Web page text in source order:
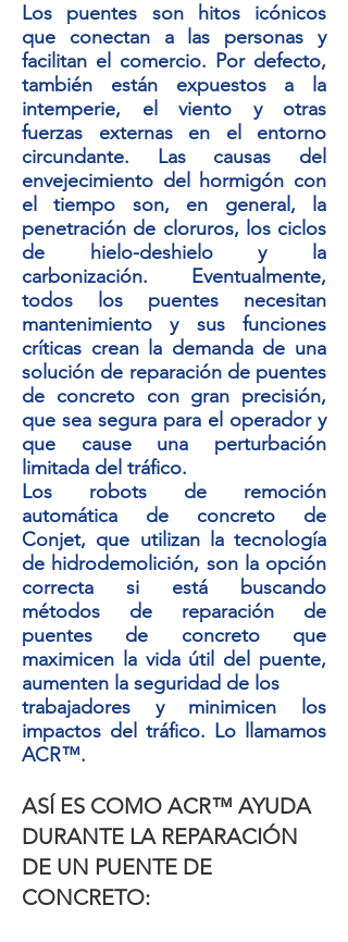
Los puentes son hitos icónicos
que conectan a las personas y
facilitan el comercio. Por defecto,
también están expuestos a la
intemperie, el viento y otras
fuerzas externas en el entorno
circundante. Las causas del
envejecimiento del hormigón con
el tiempo son, en general, la
penetración de cloruros, los ciclos
de hielo-deshielo y la
carbonización. Eventualmente,
todos los puentes necesitan
mantenimiento y sus funciones
críticas crean la demanda de una
solución de reparación de puentes
de concreto con gran precisión,
que sea segura para el operador y
que cause una perturbación
limitada del tráfico.
Los robots de remoción
automática de concreto de
Conjet, que utilizan la tecnología
de hidrodemolición, son la opción
correcta si está buscando
métodos de reparación de
puentes de concreto que
maximicen la vida útil del puente,
aumenten la seguridad de los
trabajadores y minimicen los
impactos del tráfico. Lo llamamos
ACR™.
ASÍ ES COMO ACR™ AYUDA
DURANTE LA REPARACIÓN
DE UN PUENTE DE
CONCRETO: